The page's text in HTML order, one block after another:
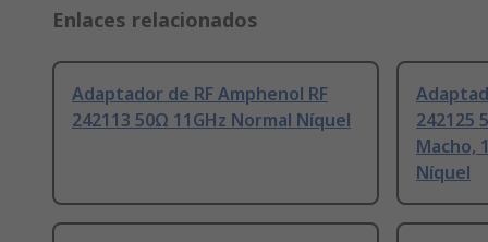
Enlaces relacionados
Adaptador de RF Amphenol RF
242113 50Ω 11GHz Normal Níquel
242125
Macho,
Níquel